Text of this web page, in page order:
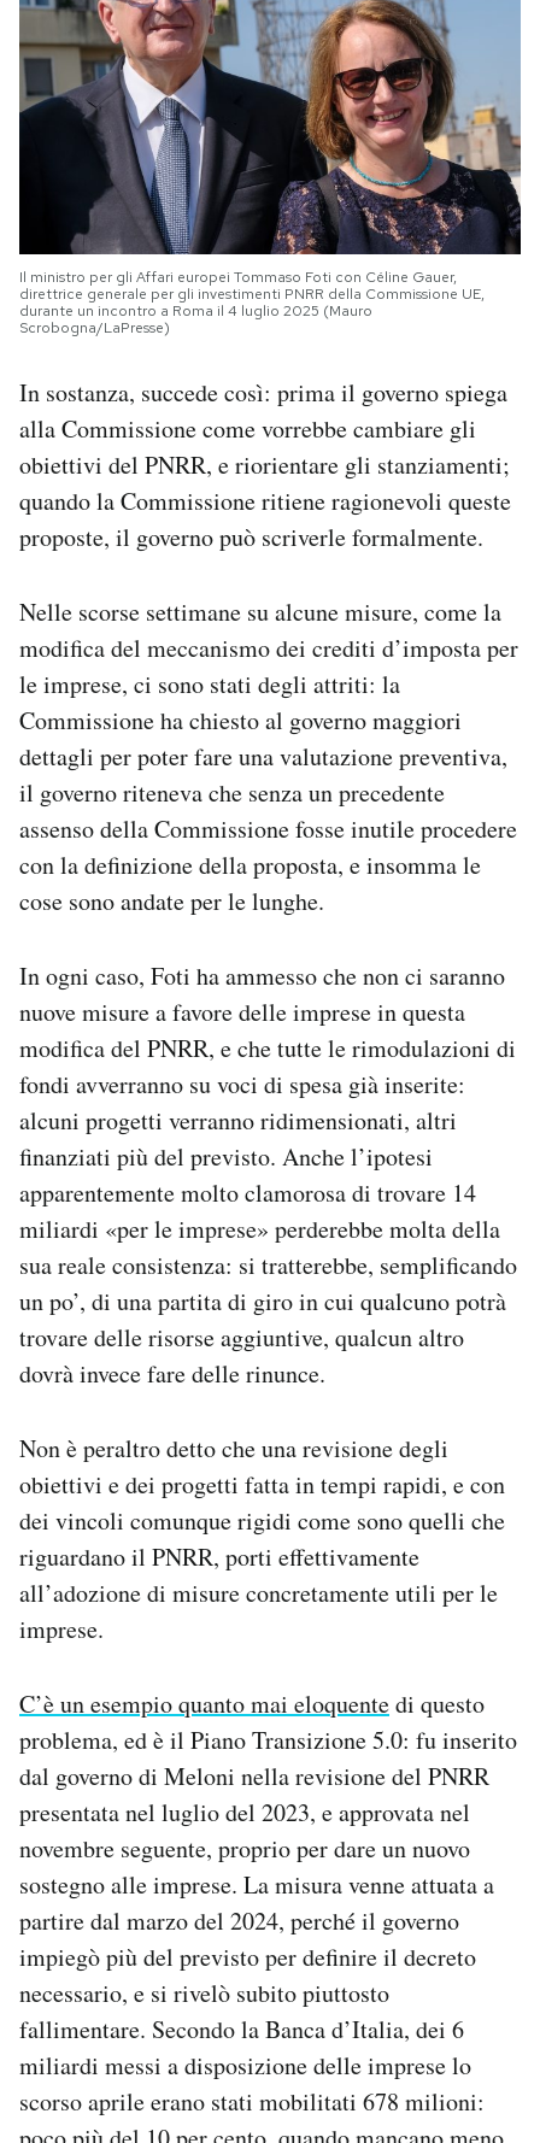
Il ministro per gli Affari europei Tommaso Foti con Céline Gauer,
direttrice generale per gli investimenti PNRR della Commissione UE,
durante un incontro a Roma il 4 luglio 2025 (Mauro
Scrobogna/LaPresse)
In sostanza, succede così: prima il governo spiega
alla Commissione come vorrebbe cambiare gli
obiettivi del PNRR, e riorientare gli stanziamenti;
quando la Commissione ritiene ragionevoli queste
proposte, il governo può scriverle formalmente.
Nelle scorse settimane su alcune misure, come la
modifica del meccanismo dei crediti d’imposta per
le imprese, ci sono stati degli attriti: la
Commissione ha chiesto al governo maggiori
dettagli per poter fare una valutazione preventiva,
il governo riteneva che senza un precedente
assenso della Commissione fosse inutile procedere
con la definizione della proposta, e insomma le
cose sono andate per le lunghe.
In ogni caso, Foti ha ammesso che non ci saranno
nuove misure a favore delle imprese in questa
modifica del PNRR, e che tutte le rimodulazioni di
fondi avverranno su voci di spesa già inserite:
alcuni progetti verranno ridimensionati, altri
finanziati più del previsto. Anche l’ipotesi
apparentemente molto clamorosa di trovare 14
miliardi «per le imprese» perderebbe molta della
sua reale consistenza: si tratterebbe, semplificando
un po’, di una partita di giro in cui qualcuno potrà
trovare delle risorse aggiuntive, qualcun altro
dovrà invece fare delle rinunce.
Non è peraltro detto che una revisione degli
obiettivi e dei progetti fatta in tempi rapidi, e con
dei vincoli comunque rigidi come sono quelli che
riguardano il PNRR, porti effettivamente
all’adozione di misure concretamente utili per le
imprese.
C’è un esempio quanto mai eloquentedi questo
problema, ed è il Piano Transizione 5.0: fu inserito
dal governo di Meloni nella revisione del PNRR
presentata nel luglio del 2023, e approvata nel
novembre seguente, proprio per dare un nuovo
sostegno alle imprese. La misura venne attuata a
partire dal marzo del 2024, perché il governo
impiegò più del previsto per definire il decreto
necessario, e si rivelò subito piuttosto
fallimentare. Secondo la Banca d’Italia, dei 6
miliardi messi a disposizione delle imprese lo
scorso aprile erano stati mobilitati 678 milioni: